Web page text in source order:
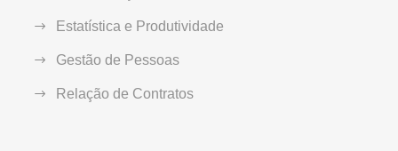
Estatística e Produtividade
Gestão de Pessoas
Relação de Contratos